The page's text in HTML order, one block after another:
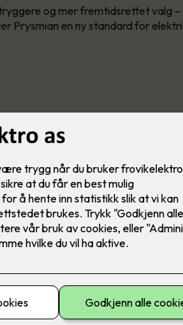
og mer fremtidsrettet valg
Prysmian en ny standard for
Prysmian Pure: En